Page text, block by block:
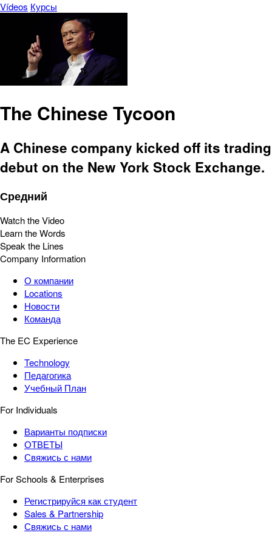
Vídeos Курсы
The Chinese Tycoon
A Chinese company kicked off its trading
debut on the New York Stock Exchange.
Средний
Watch the Video
Learn the Words
Speak the Lines
Company Information
О компании
Locations
Новости
Команда
The EC Experience
Technology
Педагогика
Учебный План
For Individuals
Варианты подписки
ОТВЕТЫ
Свяжись с нами
For Schools & Enterprises
Регистрируйся как студент
Sales & Partnership
Свяжись с нами